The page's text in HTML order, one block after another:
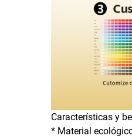
Características y
* Material